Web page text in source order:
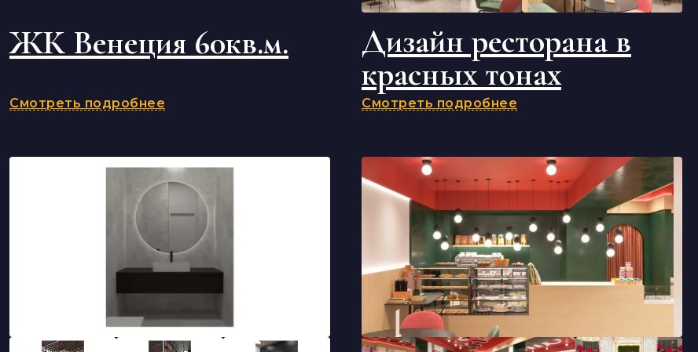
ЖК Венеция 60кв.м.
Смотреть подробнее
Дизайн ресторана в
красных тонах
Смотреть подробнее